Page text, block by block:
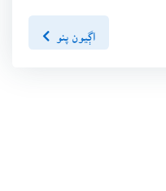
اڳيون پنو